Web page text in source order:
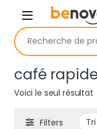
Skip to navigation
Skip to content
Recherche pour :
café
Voici le seul résultat
Filters